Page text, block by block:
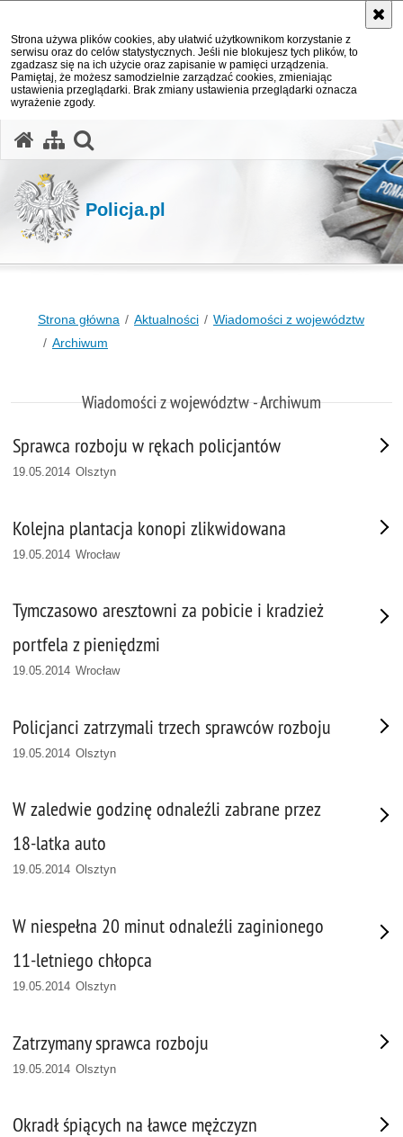
Strona używa plików cookies, aby ułatwić użytkownikom korzystanie z
serwisu oraz do celów statystycznych. Jeśli nie blokujesz tych plików, to
zgadzasz się na ich użycie oraz zapisanie w pamięci urządzenia.
Pamiętaj, że możesz samodzielnie zarządzać cookies, zmieniając
ustawienia przeglądarki. Brak zmiany ustawienia przeglądarki oznacza
wyrażenie zgody.
Policja.pl
Strona główna Aktualności
Wiadomości z województw
Archiwum
Wiadomości z województw - Archiwum
Sprawca rozboju w rękach policjantów
19.05.2014 Olsztyn
Kolejna plantacja konopi zlikwidowana
19.05.2014 Wrocław
Tymczasowo aresztowni za pobicie i kradzież
portfela z pieniędzmi
19.05.2014 Wrocław
Policjanci zatrzymali trzech sprawców rozboju
19.05.2014 Olsztyn
W zaledwie godzinę odnaleźli zabrane przez
18-latka auto
19.05.2014 Olsztyn
W niespełna 20 minut odnaleźli zaginionego
11-letniego chłopca
19.05.2014 Olsztyn
Zatrzymany sprawca rozboju
19.05.2014 Olsztyn
Okradł śpiących na ławce mężczyzn